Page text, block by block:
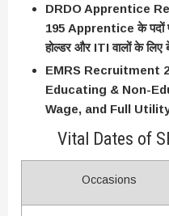
DRDO Apprentice
195 Apprentice के पदों
होल्डर और ITI वालों के लिए
EMRS Recruitment
Educating & Non-
Wage, and Full
Vital Dates of
Occasions